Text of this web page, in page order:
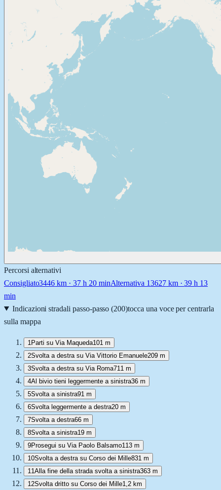
Percorsi alternativi
Consigliato3446 km ·37 h 20 minAlternativa 13627km ·39 h 13
min
Indicazioni stradali passo-passo (200)tocca una voce per centrarla
sulla mappa
1 Parti su Via Maqueda101 m
2Svolta a destra su Via Vittorio Emanuele209 m
3Svolta a destra su Via Roma711 m
4Al bivio tieni leggermente a sinistra36 m
5Svolta a sinistra91 m
6Svolta leggermente a destra20 m
7Svolta a destra66 m
8Svolta a sinistra19 m
9Prosegui su Via Paolo Balsamo113 m
10Svolta a destra su Corso dei Mille831 m
11Alla fine della strada svolta a sinistra363 m
12Svolta dritto su Corso dei Mille1,2 km